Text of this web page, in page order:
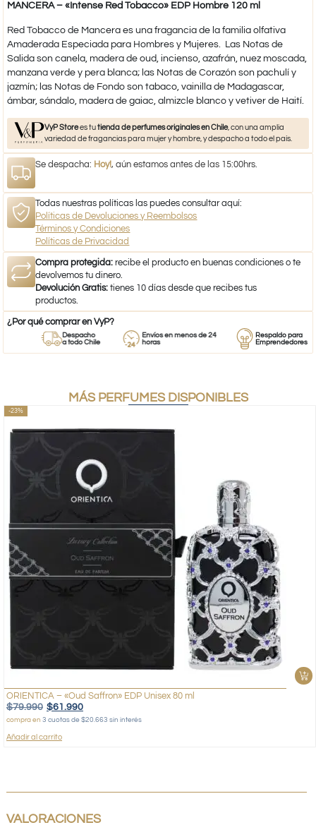
MANCERA – «Intense Red Tobacco» EDP Hombre 120 ml
Red Tobacco de Mancera es una fragancia de la familia olfativa
Amaderada Especiada para Hombres y Mujeres. Las Notas de
Salida son canela, madera de oud, incienso, azafrán, nuez moscada,
manzana verde y pera blanca; las Notas de Corazón son pachulí y
jazmín; las Notas de Fondo son tabaco, vainilla de Madagascar,
ámbar, sándalo, madera de gaiac, almizcle blanco y vetiver de Haití.
VyP Storees tutienda de perfumes originales en Chile, con una amplia
variedad de fragancias para mujer y hombre, y despacho a todo el país.
Se despacha: Hoy!, aún estamos antes de las 15:00hrs.
Todas nuestras políticas las puedes consultar aquí:
Políticas de Devoluciones y Reembolsos
Términos y Condiciones
Políticas de Privacidad
Compra protegida: recibe el producto en buenas condiciones o te
devolvemos tu dinero.
Devolución Gratis: tienes 10 días desde que recibes tus
productos.
¿Por qué comprar en VyP?
Despacho
a todo Chile
Envíos en menos de 24
horas
Respaldo para
Emprendedores
MÁS PERFUMES DISPONIBLES
-23%
ORIENTICA – «Oud Saffron» EDP Unisex 80 ml
$79.990 $61.990
compra en 3 cuotas de $20.663 sin interés
Añadir al carrito
VALORACIONES